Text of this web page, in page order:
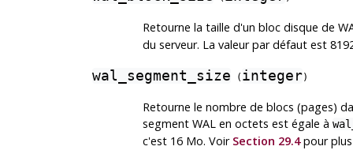
Retourne la taille d'un bloc disque de
du serveur. La valeur par défaut est
wal_segment_size ( integer)
Retourne le nombre de blocs (pages)
segment WAL en octets est égale à
c'est 16 Mo. Voir Section 29.4pour